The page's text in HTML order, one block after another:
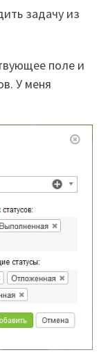
задачу из
поле и
У меня